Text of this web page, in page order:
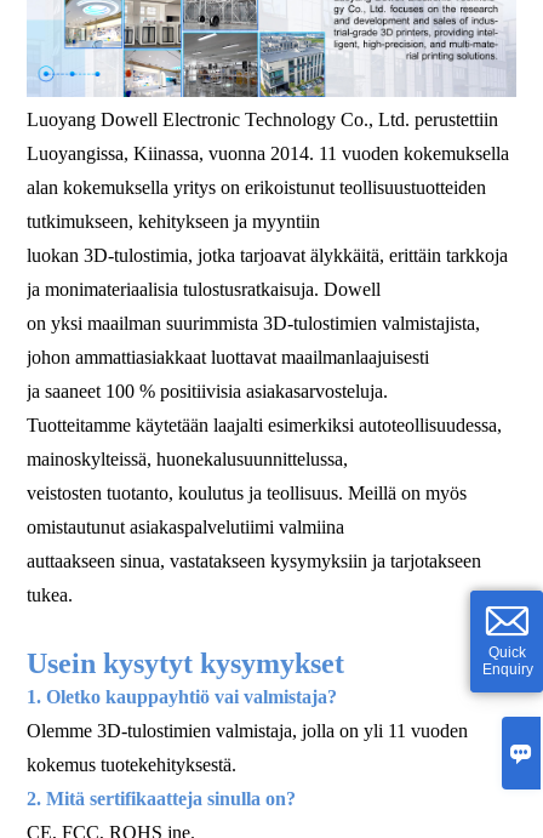

Quick
Enquiry
Luoyang Dowell Electronic Technology Co., Ltd. perustettiin
Luoyangissa, Kiinassa, vuonna 2014. 11 vuoden kokemuksella
alan kokemuksella yritys on erikoistunut teollisuustuotteiden
tutkimukseen, kehitykseen ja myyntiin
luokan 3D-tulostimia, jotka tarjoavat älykkäitä, erittäin tarkkoja
ja monimateriaalisia tulostusratkaisuja. Dowell
on yksi maailman suurimmista 3D-tulostimien valmistajista,
johon ammattiasiakkaat luottavat maailmanlaajuisesti
ja saaneet 100 % positiivisia asiakasarvosteluja.
Tuotteitamme käytetään laajalti esimerkiksi autoteollisuudessa,
mainoskylteissä, huonekalusuunnittelussa,
veistosten tuotanto, koulutus ja teollisuus. Meillä on myös
omistautunut asiakaspalvelutiimi valmiina
auttaakseen sinua, vastatakseen kysymyksiin ja tarjotakseen
tukea.
Usein kysytyt kysymykset
1. Oletko kauppayhtiö vai valmistaja?
Olemme 3D-tulostimien valmistaja, jolla on yli 11 vuoden
kokemus tuotekehityksestä.
2. Mitä sertifikaatteja sinulla on?
CE, FCC, ROHS jne.